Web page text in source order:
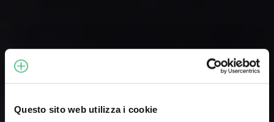
Questo sito web utilizza i cookie
Projects Technology